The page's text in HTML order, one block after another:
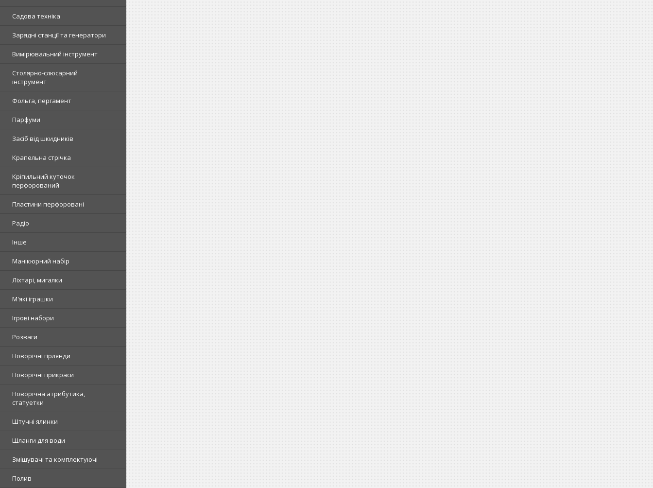
Садова техніка
Зарядні станції та генератори
Вимірювальний інструмент
Столярно-слюсарний
інструмент
Фольга, пергамент
Парфуми
Засіб від шкидників
Крапельна стрічка
Кріпильний куточок
перфорований
Пластини перфоровані
Радіо
Інше
Манікюрний набір
Ліхтарі, мигалки
М'які іграшки
Ігрові набори
Розваги
Новорічні гірлянди
Новорічні прикраси
Новорічна атрибутика,
статуетки
Штучні ялинки
Шланги для води
Змішувачі та комплектуючі
Полив